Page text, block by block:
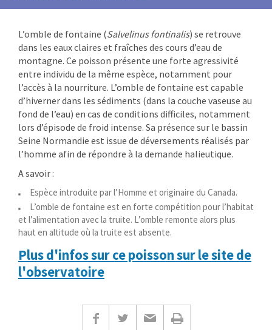
L’omble de fontaine (Salvelinus fontinalis) se retrouve
dans les eaux claires et fraîches des cours d’eau de
montagne. Ce poisson présente une forte agressivité
entre individu de la même espèce, notamment pour
l’accès à la nourriture. L’omble de fontaine est capable
d’hivernerdans les sédiments (dans la couche vaseuse au
fond de l’eau) en cas de conditions difficiles, notamment
lors d’épisode de froid intense. Sa présence sur le bassin
Seine Normandie est issue de déversements réalisés par
l’homme afin de répondre à la demande halieutique.
A savoir :
Espèce introduite par l’Homme et originaire du Canada.
L’omble de fontaine est en forte compétition pour l’habitat
et l’alimentation avec la truite. L’omble remonte alors plus
haut en altitude où la truite est absente.
Plus d'infos sur ce poisson sur le site de
l'observatoire